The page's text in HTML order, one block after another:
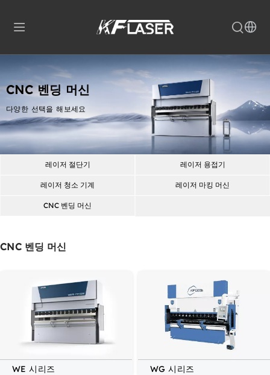
CNC 벤딩 머신
다양한 선택을 해보세요
더
많
이
기
레이저 절단기 레이저 용접기
레이저 청소 기계 레이저 마킹 머신
CNC 벤딩 머신
CNC 벤딩 머신
WE 시리즈 WG 시리즈